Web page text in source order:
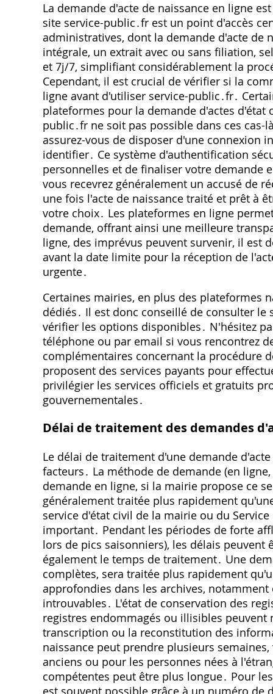
La demande d'acte de naissance en ligne
site service-public․fr est un point d'accès
administratives, dont la demande d'acte de
intégrale, un extrait avec ou sans filiation,
et 7j/7, simplifiant considérablement la
Cependant, il est crucial de vérifier si la
ligne avant d'utiliser service-public․fr․
plateformes pour la demande d'actes d'état
public․fr ne soit pas possible dans ces
assurez-vous de disposer d'une connexion
identifier․ Ce système d'authentification
personnelles et de finaliser votre demande
vous recevrez généralement un accusé de
une fois l'acte de naissance traité et prêt à
votre choix․ Les plateformes en ligne
demande, offrant ainsi une meilleure
ligne, des imprévus peuvent survenir, il est
avant la date limite pour la réception de
urgente․
Certaines mairies, en plus des plateformes
dédiés․ Il est donc conseillé de consulter
vérifier les options disponibles․ N'hésitez
téléphone ou par email si vous rencontrez
complémentaires concernant la procédure
proposent des services payants pour
privilégier les services officiels et gratuits
gouvernementales․
Délai de traitement des demandes
Le délai de traitement d'une demande
facteurs․ La méthode de demande (en
demande en ligne, si la mairie propose ce
généralement traitée plus rapidement
service d'état civil de la mairie ou du
important․ Pendant les périodes de forte
lors de pics saisonniers), les délais
également le temps de traitement․ Une
complètes, sera traitée plus rapidement
approfondies dans les archives,
introuvables․ L'état de conservation des
registres endommagés ou illisibles
transcription ou la reconstitution des
naissance peut prendre plusieurs
anciens ou pour les personnes nées à
compétentes peut être plus longue․ Pour